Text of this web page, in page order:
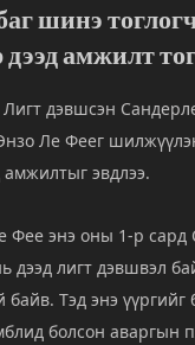
шинэ
амжилт
дэвшсэн
Ле Феег
эвдлээ.
энэ оны 1-р сард
дээд лигт дэвшвэл
байв. Тэд энэ үүргийг
болсон аваргын